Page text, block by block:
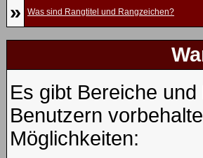
» Was sind Rangtitel und Rangzeichen?
Es gibt Bereiche
Benutzern
Möglichkeiten: